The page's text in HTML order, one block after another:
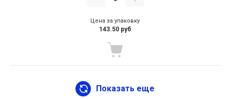
Цена за упаковку
143.50 руб
Показать еще